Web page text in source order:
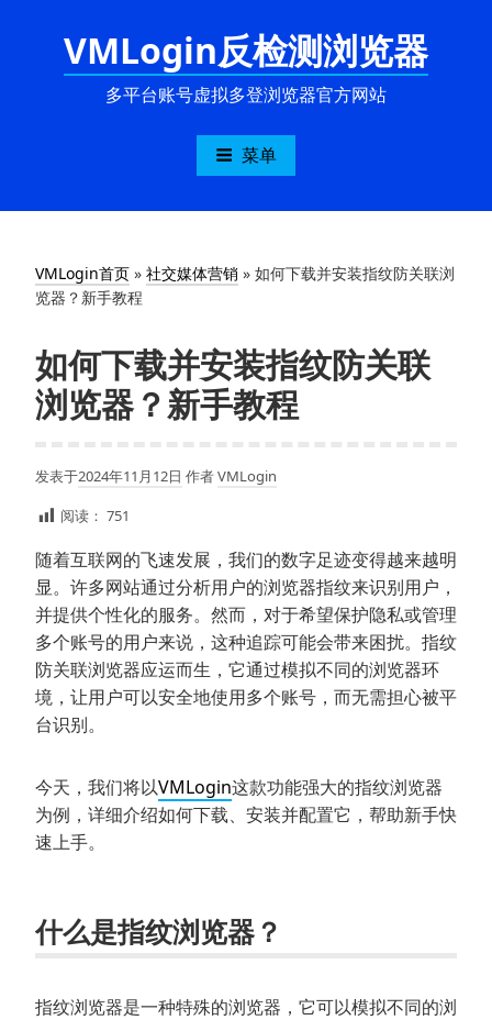
VMLogin反检测浏览器
多平台账号虚拟多登浏览器官方网站
菜单
VMLogin首页 » 社交媒体营销 » 如何下载并安装指纹防关联浏
览器？新手教程
如何下载并安装指纹防关联
浏览器？新手教程
发表于2024年11月12日 作者VMLogin
阅读： 751
随着互联网的飞速发展，我们的数字足迹变得越来越明
显。许多网站通过分析用户的浏览器指纹来识别用户，
并提供个性化的服务。然而，对于希望保护隐私或管理
多个账号的用户来说，这种追踪可能会带来困扰。指纹
防关联浏览器应运而生，它通过模拟不同的浏览器环
境，让用户可以安全地使用多个账号，而无需担心被平
台识别。
今天，我们将以VMLogin这款功能强大的指纹浏览器
为例，详细介绍如何下载、安装并配置它，帮助新手快
速上手。
什么是指纹浏览器？
指纹浏览器是一种特殊的浏览器，它可以模拟不同的浏